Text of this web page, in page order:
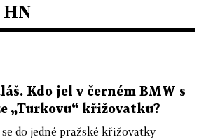
Kdo jel v černém BMW s
„Turkovu“ křižovatku?
do jedné pražské křižovatky